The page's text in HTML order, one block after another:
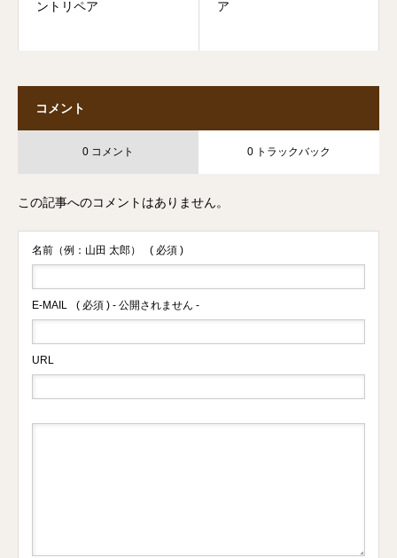
ントリペア ア
コメント
0 コメント 0 トラックバック
この記事へのコメントはありません。
名前（例：山田 太郎） ( 必須 )
E-MAIL ( 必須 ) - 公開されません -
URL